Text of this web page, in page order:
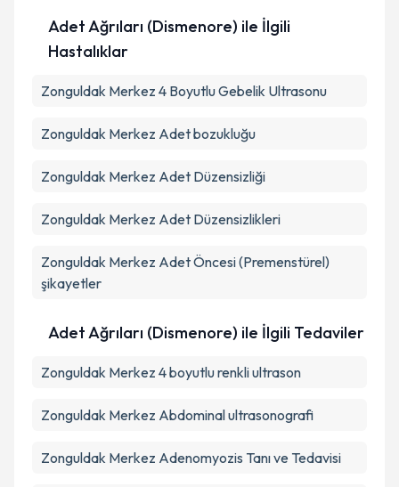
Adet Ağrıları (Dismenore) ile İlgili
Hastalıklar
Zonguldak Merkez 4 Boyutlu Gebelik Ultrasonu
Zonguldak Merkez Adet bozukluğu
Zonguldak Merkez Adet Düzensizliği
Zonguldak Merkez Adet Düzensizlikleri
Zonguldak Merkez Adet Öncesi (Premenstürel)
şikayetler
Adet Ağrıları (Dismenore) ile İlgili Tedaviler
Zonguldak Merkez 4 boyutlu renkli ultrason
Zonguldak Merkez Abdominal ultrasonografi
Zonguldak Merkez Adenomyozis Tanı ve Tedavisi